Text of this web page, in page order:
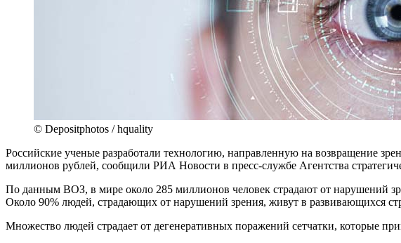
© Depositphotos / hquality
Российские ученые разработали технологию, направленную на возвращение
миллионов рублей, сообщили РИА Новости в пресс-службе Агентства
По данным ВОЗ, в мире около 285 миллионов человек страдают от нарушений
Около 90% людей, страдающих от нарушений зрения, живут в развивающихся
Множество людей страдает от дегенеративных поражений сетчатки, которые